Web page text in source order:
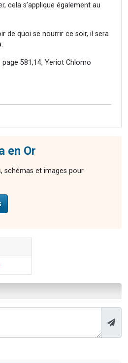
cela s’applique également au
de quoi se nourrir ce soir, il sera
581,14, Yeriot Chlomo
en Or
schémas et images pour